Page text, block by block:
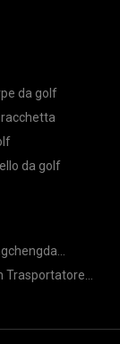
da golf
da golf